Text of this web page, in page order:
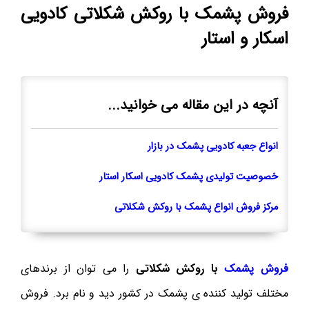
فروش پشمک با روکش شکلاتی کادویی
اسکار و استار
آنچه در این مقاله می خوانید...
انواع جعبه کادویی پشمک در بازار
خصوصیت تولیدی پشمک کادویی اسکار استار
مرکز فروش انواع پشمک با روکش شکلاتی
فروش پشمکبا روکش شکلاتی را می توان از برندهای
مختلف تولید کننده ی پشمک در کشور دید و نام برد. فروش